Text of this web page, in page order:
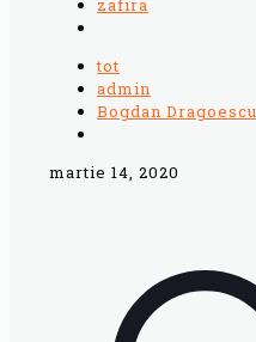
tot
admin
Bogdan Dragoescu
martie 14, 2020